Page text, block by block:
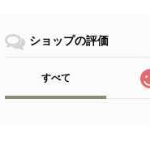
ショップの評価
すべて